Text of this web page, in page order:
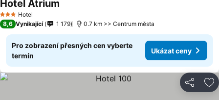
3 Počet hvězdiček
Hotel
Hotel Atrium
8,6 Vynikající 1 179 0.7 km >> Centrum města
Pro zobrazení přesných cen vyberte
termín
Ukázat ceny
Sdílet